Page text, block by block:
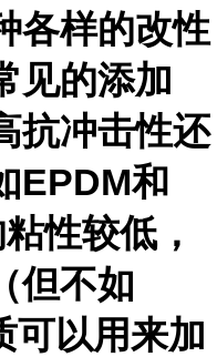
各样的改性
见的添加
抗冲击性还
EPDM和
性较低，
但不如
可以用来加